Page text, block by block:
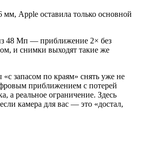
Apple оставила только основной
48 Мп — приближение 2× без
и снимки выходят такие же
запасом по краям» снять уже не
приближением с потерей
а реальное ограничение. Здесь
камера для вас — это «достал,